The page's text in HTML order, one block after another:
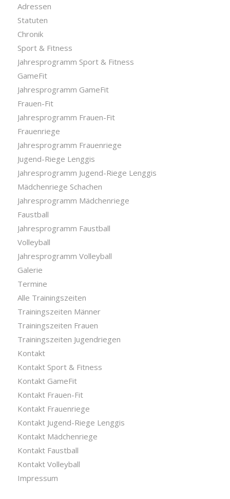
Adressen
Statuten
Chronik
Sport & Fitness
Jahresprogramm Sport & Fitness
GameFit
Jahresprogramm GameFit
Frauen-Fit
Jahresprogramm Frauen-Fit
Frauenriege
Jahresprogramm Frauenriege
Jugend-Riege Lenggis
Jahresprogramm Jugend-Riege Lenggis
Mädchenriege Schachen
Jahresprogramm Mädchenriege
Faustball
Jahresprogramm Faustball
Volleyball
Jahresprogramm Volleyball
Galerie
Termine
Alle Trainingszeiten
Trainingszeiten Männer
Trainingszeiten Frauen
Trainingszeiten Jugendriegen
Kontakt
Kontakt Sport & Fitness
Kontakt GameFit
Kontakt Frauen-Fit
Kontakt Frauenriege
Kontakt Jugend-Riege Lenggis
Kontakt Mädchenriege
Kontakt Faustball
Kontakt Volleyball
Impressum